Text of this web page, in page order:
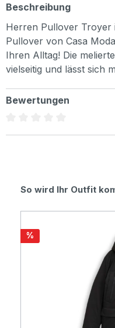
Beschreibung
Herren Pullover Troyer
Pullover von Casa
Ihren Alltag! Die
vielseitig und lässt sich
Bewertungen
Produktgalerie
So wird Ihr Outfit
Rabatt
%